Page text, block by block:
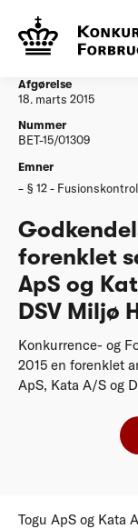
Afgørelser
Afgørelse
18. marts 2015
Nummer
BET-15/01309
Emner
§ 12 - Fusionskontrol
forenklet
ApS og
DSV Miljø
Konkurrence- og
2015 en forenklet
ApS, Kata A/S og
Togu ApS og Kata